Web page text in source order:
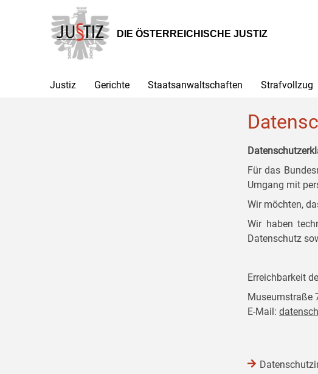
Hauptnavigation
[1]
Inhalt
[2]
Untermenü
[3]
DIE ÖSTERREICHISCHE JUSTIZ
Justiz Gerichte Staatsanwaltschaften Strafvollzug
Für das
Umgang mit
Wir möchten,
Wir haben
Datenschutz
Erreichbarkeit
Museumstraße
E-Mail: